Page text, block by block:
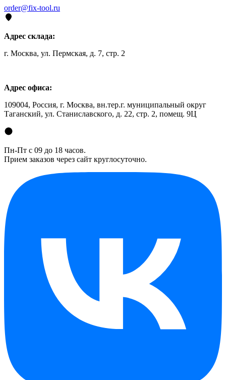
order@fix-tool.ru
Адрес склада:
г. Москва, ул. Пермская, д. 7, стр. 2
Адрес офиса:
109004, Россия, г. Москва, вн.тер.г. муниципальный округ
Таганский, ул. Станиславского, д. 22, стр. 2, помещ. 9Ц
Пн-Пт с 09 до 18 часов.
Прием заказов через сайт круглосуточно.